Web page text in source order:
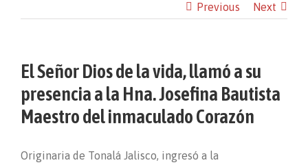
Previous Next
El Señor Dios de la vida, llamó a su
presencia a la Hna. Josefina Bautista
Maestro del inmaculado Corazón
Originaria de Tonalá Jalisco, ingresó a la